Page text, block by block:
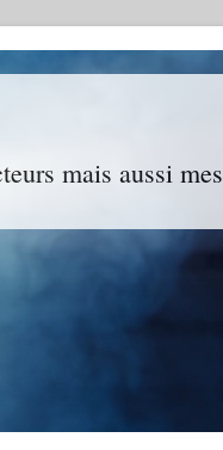
mais aussi mes